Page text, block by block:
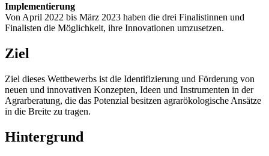
Implementierung
Von April 2022 bis März 2023 haben die drei Finalistinnen und
Finalisten die Möglichkeit, ihre Innovationen umzusetzen.
Ziel
Ziel dieses Wettbewerbs ist die Identifizierung und Förderung von
neuen und innovativen Konzepten, Ideen und Instrumenten in der
Agrarberatung, die das Potenzial besitzen agrarökologische Ansätze
in die Breite zu tragen.
Hintergrund